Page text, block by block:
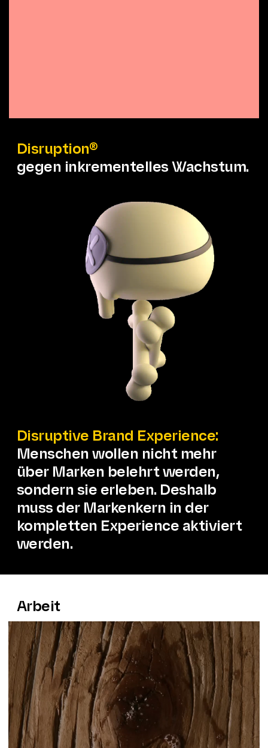
Disruption®
gegen inkrementelles Wachstum.
Disruptive Brand Experience:
Menschen wollen nicht mehr
über Marken belehrt werden,
sondern sie erleben. Deshalb
muss der Markenkern in der
kompletten Experience aktiviert
werden.
Arbeit